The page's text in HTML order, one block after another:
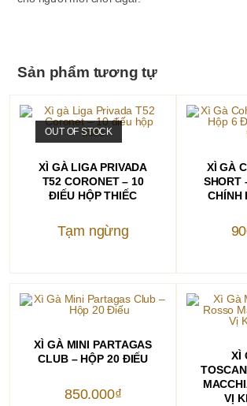
Sản phẩm tương tự
OUT OF STOCK
XÌ GÀ LIGA PRIVADA
T52 CORONET – 10
ĐIẾU HỘP THIẾC
Tạm ngừng
THÊM
XÌ GÀ
SHORT
CHÍNH
THÊM VÀO GIỎ HÀNG
XÌ GÀ MINI PARTAGAS
CLUB – HỘP 20 ĐIẾU
850.000₫
THÊM
XÌ
VỊ